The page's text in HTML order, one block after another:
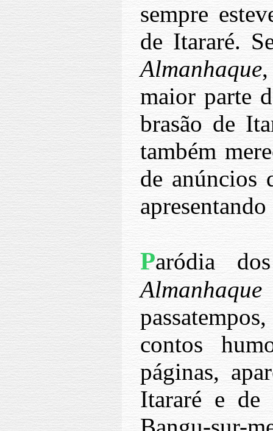
sempre
de Itararé.
Almanhaque
maior parte
brasão de
também
de anúncios
Paródia
contos
páginas,
Itararé e de